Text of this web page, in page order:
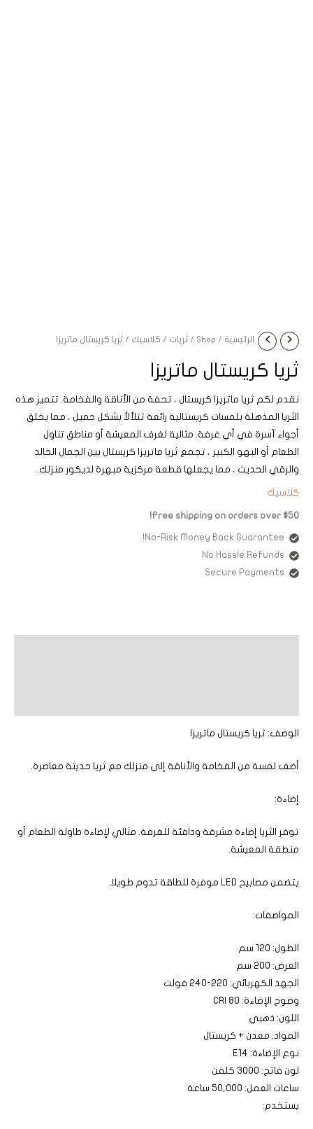
الرئيسية /
Shop
/ثريات / كلاسيك / ثريا كريستال ماتريزا
ثريا كريستال ماتريزا
نقدم لكم ثريا ماتريزا كريستال ، تحفة من الأناقة والفخامة. تتميز هذه
الثريا المذهلة بلمسات كريستالية رائعة تتلألأ بشكل جميل ، مما يخلق
أجواء آسرة في أي غرفة. مثالية لغرف المعيشة أو مناطق تناول
الطعام أو البهو الكبير ، تجمع ثريا ماتريزا كريستال بين الجمال الخالد
والرقي الحديث ، مما يجعلها قطعة مركزية مبهرة لديكور منزلك.
كلاسيك
Free shipping on orders over $50!
No-Risk Money Back Guarantee!
No Hassle Refunds
Secure Payments
الوصف: ثريا كريستال ماتريزا
أضف لمسة من الفخامة والأناقة إلى منزلك مع ثريا حديثة معاصرة.
إضاءة:
توفر الثريا إضاءة مشرقة ودافئة للغرفة. مثالي لإضاءة طاولة الطعام أو
منطقة المعيشة.
يتضمن مصابيح LED موفرة للطاقة تدوم طويلا.
المواصفات:
الطول: 120 سم
العرض: 200 سم
الجهد الكهربائي: 220-240 فولت
وضوح الإضاءة: 80 CRI
اللون: ذهبي
المواد: معدن + كريستال
نوع الإضاءة: E14
لون فاتح: 3000 كلفن
ساعات العمل: 50,000 ساعة
يستخدم: